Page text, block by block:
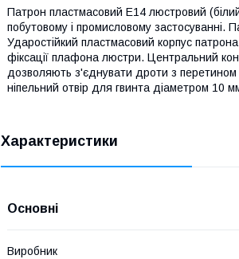
Патрон пластмасовий Е14 люстровий
побутовому і промисловому застосуванні.
Ударостійкий пластмасовий корпус
фіксації плафона люстри. Центральний
дозволяють з'єднувати дроти з
ніпельний отвір для гвинта діаметром 10
Характеристики
Основні
Виробник